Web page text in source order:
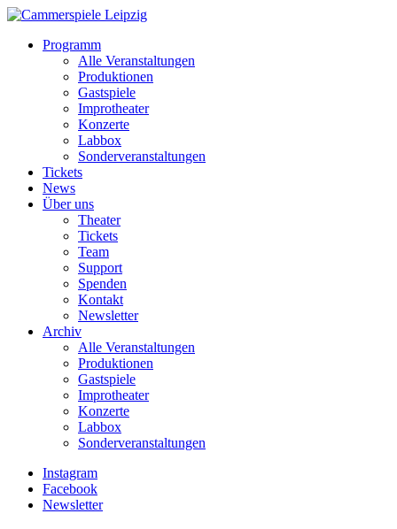
Programm
Alle Veranstaltungen
Produktionen
Gastspiele
Improtheater
Konzerte
Labbox
Sonderveranstaltungen
Tickets
News
Über uns
Theater
Tickets
Team
Support
Spenden
Kontakt
Newsletter
Archiv
Alle Veranstaltungen
Produktionen
Gastspiele
Improtheater
Konzerte
Labbox
Sonderveranstaltungen
Instagram
Facebook
Newsletter